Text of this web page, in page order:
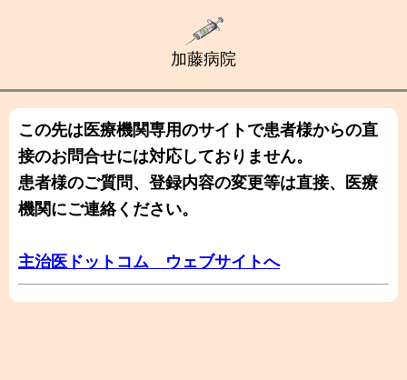
加藤病院
この先は医療機関専用のサイトで患者様からの直
接のお問合せには対応しておりません。
患者様のご質問、登録内容の変更等は直接、医療
機関にご連絡ください。
主治医ドットコム ウェブサイトへ